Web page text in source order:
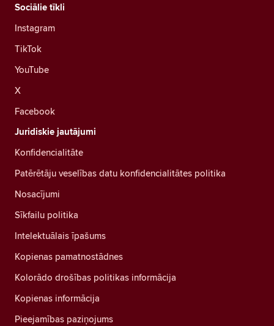
Sociālie tīkli
Instagram
TikTok
YouTube
X
Facebook
Juridiskie jautājumi
Konfidencialitāte
Patērētāju veselības datu konfidencialitātes politika
Nosacījumi
Sīkfailu politika
Intelektuālais īpašums
Kopienas pamatnostādnes
Kolorādo drošības politikas informācija
Kopienas informācija
Pieejamības paziņojums